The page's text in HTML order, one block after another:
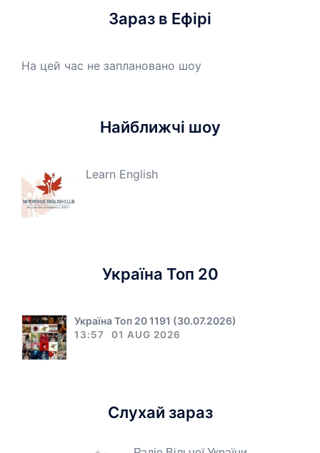
Зараз в Ефірі
На цей час не заплановано шоу
Найближчі шоу
Learn English
Україна Топ 20
Україна Топ 20 1191 (30.07.2026)
13:57 01 AUG 2026
Слухай зараз